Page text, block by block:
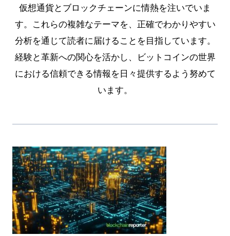
仮想通貨とブロックチェーンに情熱を注いでいま
す。これらの複雑なテーマを、正確でわかりやすい
分析を通じて読者に届けることを目指しています。
経験と革新への関心を活かし、ビットコインの世界
における信頼できる情報を日々提供するよう努めて
います。